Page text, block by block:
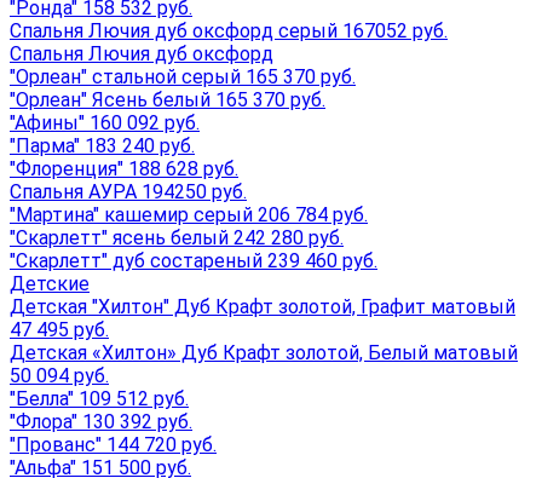
"Ронда" 158 532 руб.
Спальня Лючия дуб оксфорд серый 167052 руб.
Спальня Лючия дуб оксфорд
"Орлеан" стальной серый 165 370 руб.
"Орлеан" Ясень белый 165 370 руб.
"Афины" 160 092 руб.
"Парма" 183 240 руб.
"Флоренция" 188 628 руб.
Спальня АУРА 194250 руб.
"Мартина" кашемир серый 206 784 руб.
"Скарлетт" ясень белый 242 280 руб.
"Скарлетт" дуб состареный 239 460 руб.
Детские
Детская "Хилтон" Дуб Крафт золотой, Графит матовый
47 495 руб.
Детская «Хилтон» Дуб Крафт золотой, Белый матовый
50 094 руб.
"Белла" 109 512 руб.
"Флора" 130 392 руб.
"Прованс" 144 720 руб.
"Альфа" 151 500 руб.